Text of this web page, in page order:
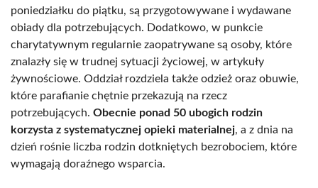
poniedziałku do piątku, są przygotowywane i wydawane
obiady dla potrzebujących. Dodatkowo, w punkcie
charytatywnym regularnie zaopatrywane są osoby, które
znalazły się w trudnej sytuacji życiowej, w artykuły
żywnościowe. Oddział rozdziela także odzież oraz obuwie,
które parafianie chętnie przekazują na rzecz
potrzebujących. Obecnie ponad 50 ubogich rodzin
korzysta z systematycznej opieki materialnej, a z dnia na
dzień rośnie liczba rodzin dotkniętych bezrobociem, które
wymagają doraźnego wsparcia.